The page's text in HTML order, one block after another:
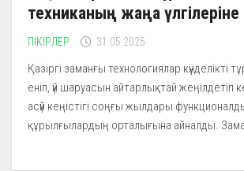
техниканың жаңа
ПІКІРЛЕР 31.05.2025
Қазіргі заманғы технологиялар күнделікті
еніп, үй шаруасын айтарлықтай жеңілдетіп
асүй кеңістігі соңғы жылдары
құрылғылардың орталығына айналды.